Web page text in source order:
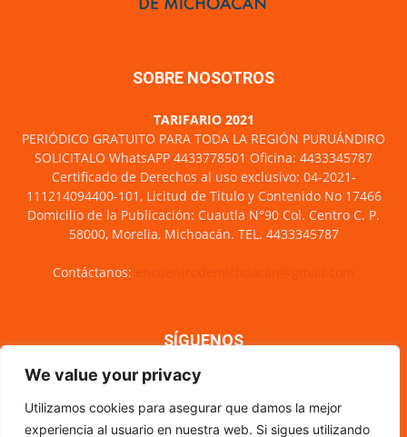
We value your privacy
Utilizamos cookies para asegurar que damos la mejor
experiencia al usuario en nuestra web. Si sigues utilizando
SOBRE NOSOTROS
TARIFARIO 2021
PERIÓDICO GRATUITO PARA TODA LA REGIÓN PURUÁNDIRO
SOLICITALO WhatsAPP 4433778501 Oficina: 4433345787
Certificado de Derechos al uso exclusivo: 04-2021-
111214094400-101, Licitud de Titulo y Contenido No 17466
Domicilio de la Publicación: Cuautla N°90 Col. Centro C. P.
58000, Morelia, Michoacán. TEL. 4433345787
Contáctanos:
SÍGUENOS